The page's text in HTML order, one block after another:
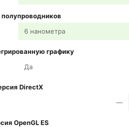
6 нанометра
графику
Да
DirectX
—
OpenGL ES